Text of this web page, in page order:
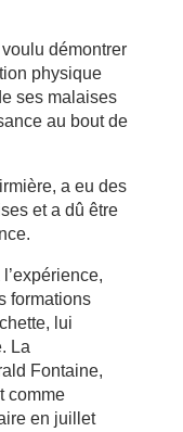
démontrer
physique
ses malaises
au bout de
a eu des
et a dû être
formations
lui
La
Fontaine,
comme
en juillet